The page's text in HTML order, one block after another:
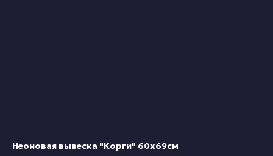
Неоновая вывеска "Корги" 60х69см